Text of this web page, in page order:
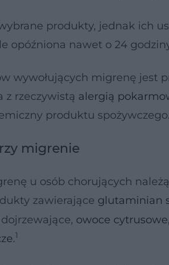
produkty, jednak ich
opóźniona nawet o 24
wywołujących migrenę jest
z rzeczywistą alergią
produktu spożywczego.
migrenie
u osób chorujących należą
zawierające glutaminian
owoce cytrusowe,
.1